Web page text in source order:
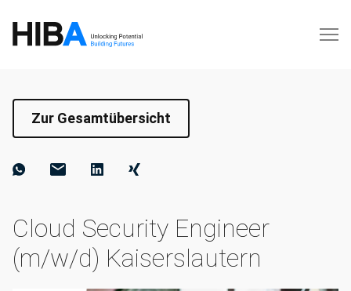
Zur Gesamtübersicht
Cloud Security Engineer
(m/w/d) Kaiserslautern